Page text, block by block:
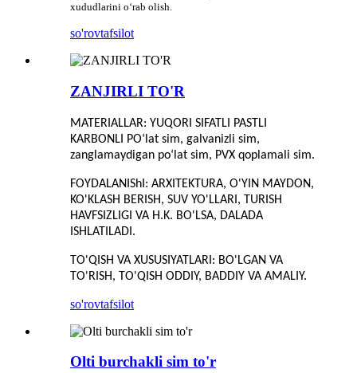
xududlarini oʻrab olish.
so'rovtafsilot
ZANJIRLI TO'R
MATERIALLAR: YUQORI SIFATLI PASTLI
KARBONLI PO‘lat sim, galvanizli sim,
zanglamaydigan po‘lat sim, PVX qoplamali sim.
FOYDALANIShI: ARXITEKTURA, O'YIN MAYDON,
KO'KLASH BERISH, SUV YO'LLARI, TURISH
HAVFSIZLIGI VA H.K. BO'LSA, DALADA
ISHLATILADI.
TO'QISH VA XUSUSIYATLARI: BO'LGAN VA
TO'RISH, TO'QISH ODDIY, BADDIY VA AMALIY.
so'rovtafsilot
Olti burchakli sim to'r